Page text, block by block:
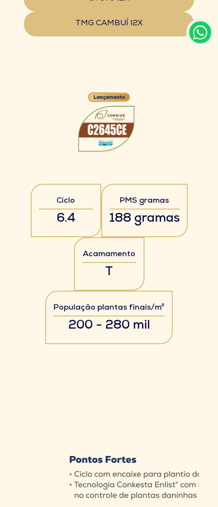
TMG CAMBUÍ I2X
Ciclo
6.4
PMS gramas
188 gramas
Acamamento
T
População plantas finais/m²
200 - 280 mil